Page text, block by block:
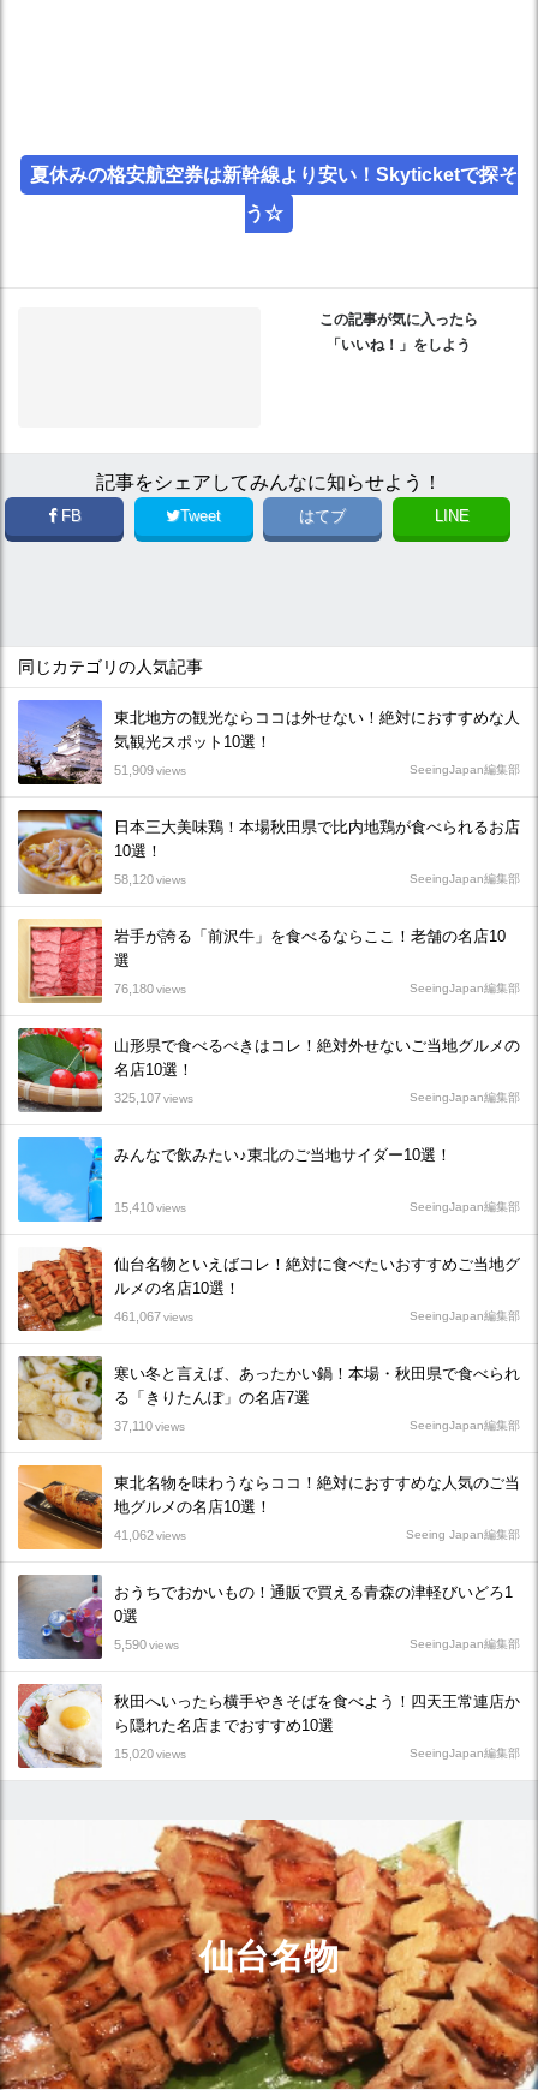
夏休みの格安航空券は新幹線より安い！Skyticketで探そ
う☆
この記事が気に入ったら
「いいね！」をしよう
記事をシェアしてみんなに知らせよう！
FB Tweet はてブ LINE
同じカテゴリの人気記事
東北地方の観光ならココは外せない！絶対におすすめな人
気観光スポット10選！
51,909views SeeingJapan編集部
日本三大美味鶏！本場秋田県で比内地鶏が食べられるお店
10選！
58,120views SeeingJapan編集部
岩手が誇る「前沢牛」を食べるならここ！老舗の名店10
選
76,180views SeeingJapan編集部
山形県で食べるべきはコレ！絶対外せないご当地グルメの
名店10選！
325,107views SeeingJapan編集部
みんなで飲みたい♪東北のご当地サイダー10選！
15,410views SeeingJapan編集部
仙台名物といえばコレ！絶対に食べたいおすすめご当地グ
ルメの名店10選！
461,067views SeeingJapan編集部
寒い冬と言えば、あったかい鍋！本場・秋田県で食べられ
る「きりたんぽ」の名店7選
37,110views SeeingJapan編集部
東北名物を味わうならココ！絶対におすすめな人気のご当
地グルメの名店10選！
41,062views Seeing Japan編集部
おうちでおかいもの！通販で買える青森の津軽びいどろ1
0選
5,590views SeeingJapan編集部
秋田へいったら横手やきそばを食べよう！四天王常連店か
ら隠れた名店までおすすめ10選
15,020views SeeingJapan編集部
仙台名物